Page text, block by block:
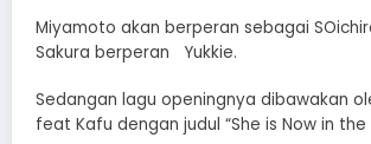
Miyamoto akan berperan sebagai
Sakura berperan Yukkie.
Sedangan lagu openingnya dibawakan
feat Kafu dengan judul “She is Now in the